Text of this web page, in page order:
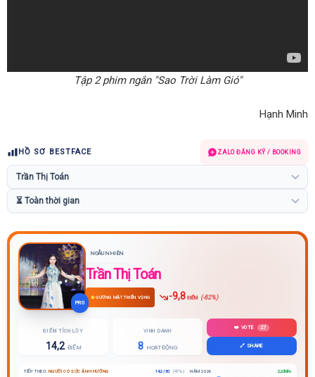
Tập 2 phim ngắn "Sao Trời Làm Gió"
Hạnh Minh
HỒ SƠ BESTFACE ZALO ĐĂNG KÝ / BOOKING
PRO
NGẪU NHIÊN
Trần Thị Toán
GƯƠNG MẶT TRIỂN VỌNG -9,8 ĐIỂM (-82%)
ĐIỂM TÍCH LŨY
14,2 ĐIỂM
VINH DANH
8 HOẠT ĐỘNG
❤️ VOTE 27
🔗 SHARE
TIẾP THEO: NGƯỜI CÓ SỨC ẢNH HƯỞNG 14,2 / 30 (47%) NĂM 2026 2,2 điểm